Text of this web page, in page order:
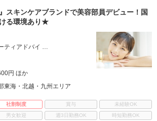
スキンケアブランドで美容部員デビュー！国
る環境あり★
ティアドバイ …
円 ほか
東海・北越・九州エリア
社割制度 賞与
未経験OK
男女歓迎 週3日勤務OK
時短勤務OK